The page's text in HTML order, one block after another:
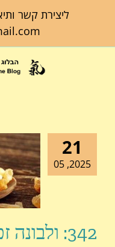
ליצירת קשר
21
2025, 05
342: ולבונה זכה